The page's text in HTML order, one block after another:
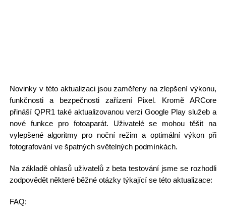
Novinky v této aktualizaci jsou zaměřeny na zlepšení výkonu,
funkčnosti a bezpečnosti zařízení Pixel. Kromě ARCore
přináší QPR1 také aktualizovanou verzi Google Play služeb a
nové funkce pro fotoaparát. Uživatelé se mohou těšit na
vylepšené algoritmy pro noční režim a optimální výkon při
fotografování ve špatných světelných podmínkách.
Na základě ohlasů uživatelů z beta testování jsme se rozhodli
zodpovědět některé běžné otázky týkající se této aktualizace:
FAQ: